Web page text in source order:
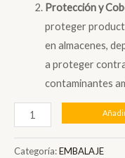
Protección y
proteger
en almacenes,
a proteger
contaminantes
Stretch
Film
18''
Categoría:EMBALAJE